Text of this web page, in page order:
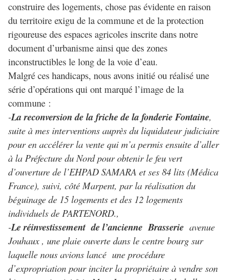
construire des logements, chose pas évidente en raison
du territoire exigu de la commune et de la protection
rigoureuse des espaces agricoles inscrite dans notre
document d’urbanisme ainsi que des zones
inconstructibles le long de la voie d’eau.
Malgré ces handicaps, nous avons initié ou réalisé une
série d’opérations qui ont marqué l’image de la
commune :
-La reconversion de la friche de la fonderie Fontaine,
suite à mes interventions auprès du liquidateur judiciaire
pour en accélérer la vente qui m’a permis ensuite d’aller
à la Préfecture du Nord pour obtenir le feu vert
d’ouverture de l’EHPAD SAMARA et ses 84 lits (Médica
France), suivi, côté Marpent, par la réalisation du
béguinage de 15 logements et des 12 logements
individuels de PARTENORD.,
-Le réinvestissement de l’ancienne Brasserie avenue
Jouhaux , une plaie ouverte dans le centre bourg sur
laquelle nous avions lancé une procédure
d’expropriation pour inciter la propriétaire à vendre son